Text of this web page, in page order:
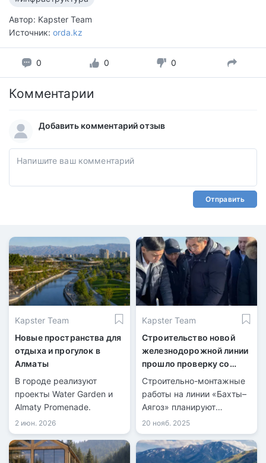
Автор: Kapster Team
Источник: orda.kz
0 0 0
Комментарии
Добавить комментарий отзыв
Отправить
Kapster Team
Новые пространства для
отдыха и прогулок в
Алматы
В городе реализуют
проекты Water Garden и
Almaty Promenade.
2 июн. 2026
Kapster Team
Строительство новой
железнодорожной линии
прошло проверку со
стороны правительства
РК
Строительно-монтажные
работы на линии «Бахты–
Аягоз» планируют
завершить в 2027 году.
20 нояб. 2025